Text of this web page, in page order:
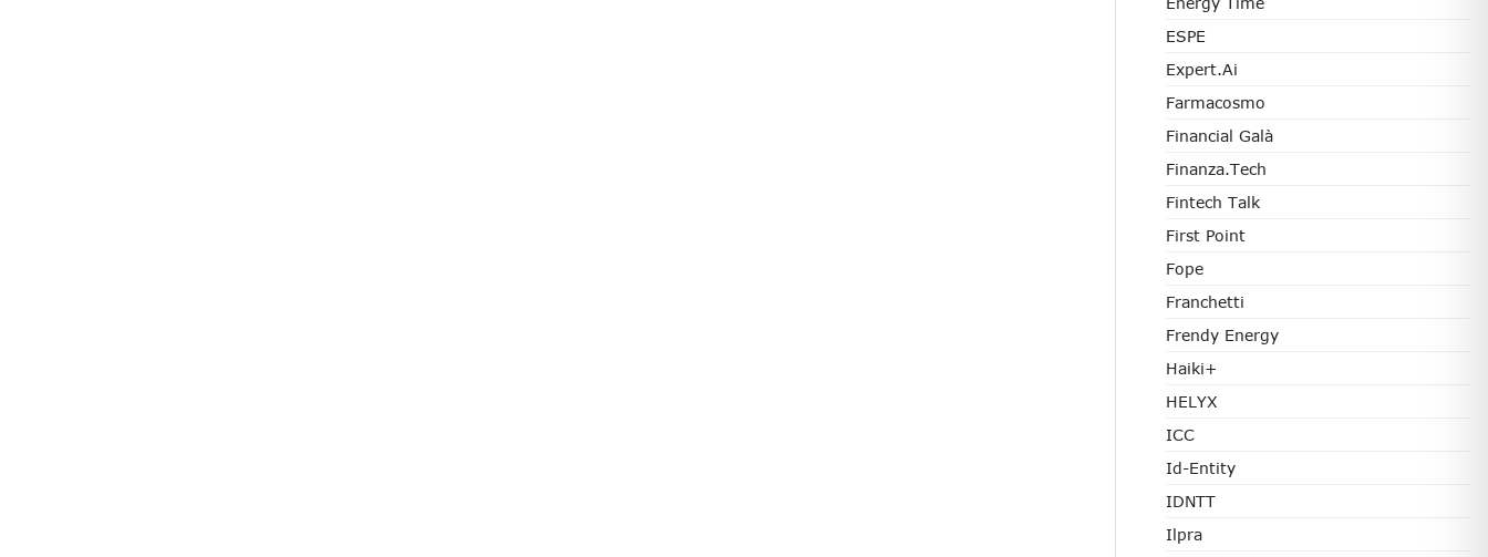
ESPE
Expert.ai
Farmacosmo
Financial Galà
Finanza.tech
Fintech Talk
First Point
Fope
Franchetti
Frendy Energy
Haiki+
HELYX
ICC
Id-Entity
IDNTT
Ilpra